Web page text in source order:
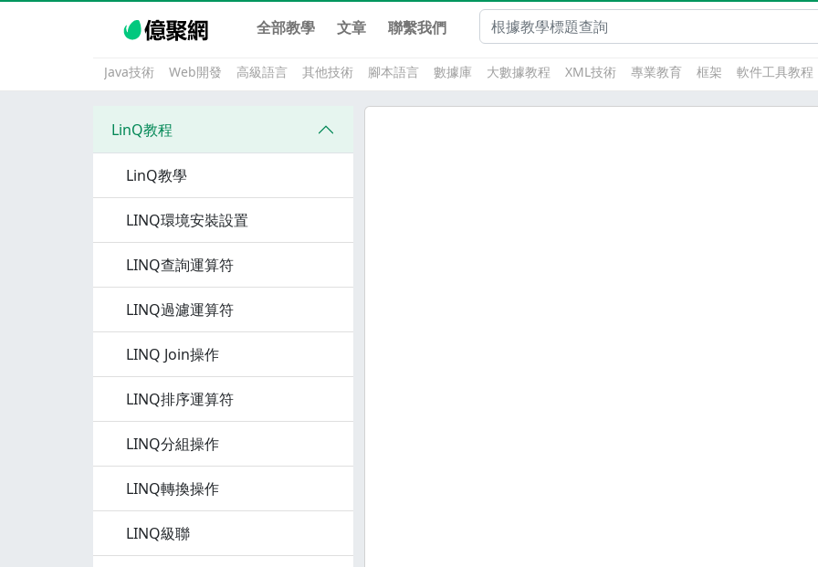
全部教學 文章 聯繫我們
Java技術 Web開發 高級語言 其他技術 腳本語言 數據庫 大數據教程 XML技術 專業教育 框架 軟件工具教程
LinQ教程
LinQ教學
LINQ環境安裝設置
LINQ查詢運算符
LINQ過濾運算符
LINQ Join操作
LINQ排序運算符
LINQ分組操作
LINQ轉換操作
LINQ級聯